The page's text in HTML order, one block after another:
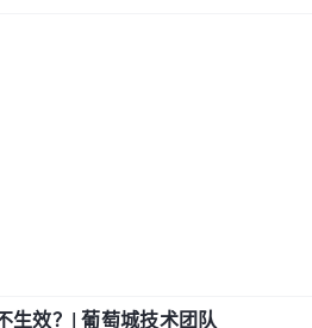
生效？| 葡萄城技术团队